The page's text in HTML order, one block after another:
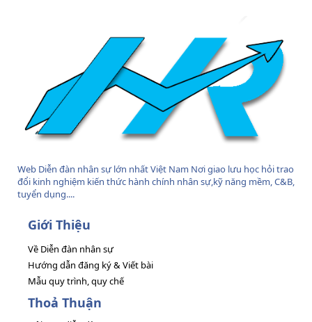
Web Diễn đàn nhân sự lớn nhất Việt Nam Nơi giao lưu học hỏi trao
đổi kinh nghiệm kiến thức hành chính nhân sự,kỹ năng mềm, C&B,
tuyển dụng....
Giới Thiệu
Về Diễn đàn nhân sự
Hướng dẫn đăng ký & Viết bài
Mẫu quy trình, quy chế
Thoả Thuận